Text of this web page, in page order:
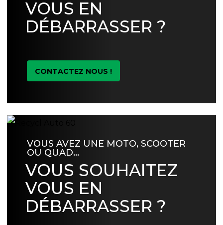
VOUS EN
DÉBARRASSER ?
CONTACTEZ NOUS !
VOUS AVEZ UNE MOTO, SCOOTER
OU QUAD…
VOUS SOUHAITEZ
VOUS EN
DÉBARRASSER ?